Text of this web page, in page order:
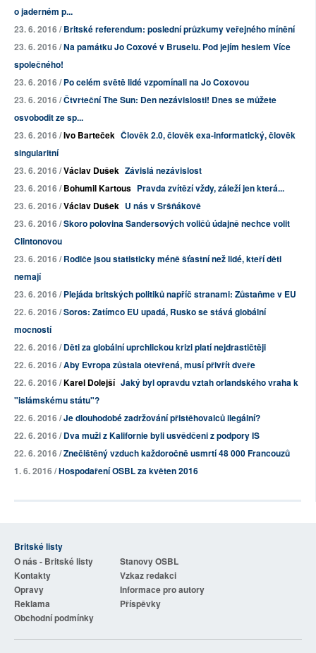
o jaderném p...
23. 6. 2016 /Britské referendum: poslední průzkumy veřejného mínění
23. 6. 2016 /Na památku Jo Coxové v Bruselu. Pod jejím heslem Více
společného!
23. 6. 2016 /Po celém světě lidé vzpomínali na Jo Coxovou
23. 6. 2016 /Čtvrteční The Sun: Den nezávislosti! Dnes se můžete
osvobodit ze sp...
23. 6. 2016 /Ivo Barteček Člověk 2.0, člověk exa-informatický, člověk
singularitní
23. 6. 2016 /Václav Dušek Závislá nezávislost
23. 6. 2016 /Bohumil Kartous Pravda zvítězí vždy, záleží jen která...
23. 6. 2016 /Václav Dušek U nás v Sršňákově
23. 6. 2016 /Skoro polovina Sandersových voličů údajně nechce volit
Clintonovou
23. 6. 2016 /Rodiče jsou statisticky méně šťastní než lidé, kteří děti
nemají
23. 6. 2016 /Plejáda britských politiků napříč stranami: Zůstaňme v EU
22. 6. 2016 /Soros: Zatímco EU upadá, Rusko se stává globální
mocností
22. 6. 2016 /Děti za globální uprchlickou krizi platí nejdrastičtěji
22. 6. 2016 /Aby Evropa zůstala otevřená, musí přivřít dveře
22. 6. 2016 /Karel Dolejší Jaký byl opravdu vztah orlandského vraha k
"islámskému státu"?
22. 6. 2016 /Je dlouhodobé zadržování přistěhovalců ilegální?
22. 6. 2016 /Dva muži z Kalifornie byli usvědčeni z podpory IS
22. 6. 2016 /Znečištěný vzduch každoročně usmrtí 48 000 Francouzů
1. 6. 2016 /Hospodaření OSBL za květen 2016
Britské listy
O nás - Britské listy
Stanovy OSBL
Kontakty
Vzkaz redakci
Opravy
Informace pro autory
Reklama
Příspěvky
Obchodní podmínky